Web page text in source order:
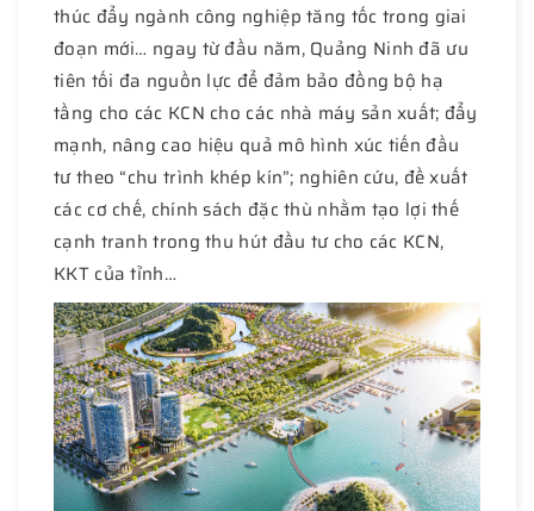
thúc đẩy ngành công nghiệp tăng tốc trong giai
đoạn mới… ngay từ đầu năm, Quảng Ninh đã ưu
tiên tối đa nguồn lực để đảm bảo đồng bộ hạ
tầng cho các KCN cho các nhà máy sản xuất; đẩy
mạnh, nâng cao hiệu quả mô hình xúc tiến đầu
tư theo “chu trình khép kín”; nghiên cứu, đề xuất
các cơ chế, chính sách đặc thù nhằm tạo lợi thế
cạnh tranh trong thu hút đầu tư cho các KCN,
KKT của tỉnh…